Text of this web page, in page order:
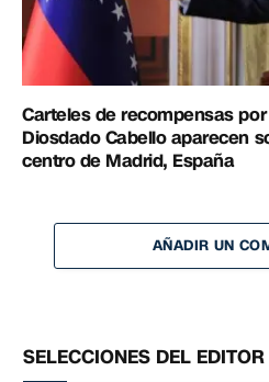
Carteles de recompensas
Diosdado Cabello aparecen
centro de Madrid, España
AÑADIR UN
SELECCIONES DEL EDITOR